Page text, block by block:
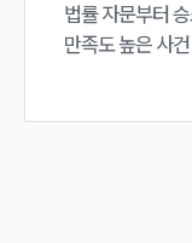
법률 자문부터 승
만족도 높은 사